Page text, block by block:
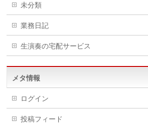
未分類
業務日記
生演奏の宅配サービス
メタ情報
ログイン
投稿フィード